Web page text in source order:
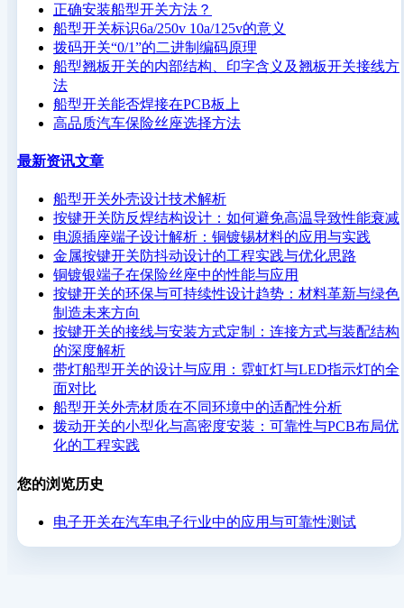
正确安装船型开关方法？
船型开关标识6a/250v 10a/125v的意义
拨码开关“0/1”的二进制编码原理
船型翘板开关的内部结构、印字含义及翘板开关接线方
法
船型开关能否焊接在PCB板上
高品质汽车保险丝座选择方法
最新资讯文章
船型开关外壳设计技术解析
按键开关防反焊结构设计：如何避免高温导致性能衰减
电源插座端子设计解析：铜镀锡材料的应用与实践
金属按键开关防抖动设计的工程实践与优化思路
铜镀银端子在保险丝座中的性能与应用
按键开关的环保与可持续性设计趋势：材料革新与绿色
制造未来方向
按键开关的接线与安装方式定制：连接方式与装配结构
的深度解析
带灯船型开关的设计与应用：霓虹灯与LED指示灯的全
面对比
船型开关外壳材质在不同环境中的适配性分析
拨动开关的小型化与高密度安装：可靠性与PCB布局优
化的工程实践
您的浏览历史
电子开关在汽车电子行业中的应用与可靠性测试